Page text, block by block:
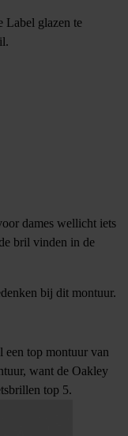
Label glazen te
dames wellicht iets
bril vinden in de
bij dit montuur.
een top montuur van
want de Oakley
top 5.